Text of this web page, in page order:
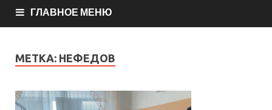
ГЛАВНОЕ МЕНЮ
МЕТКА: НЕФЕДОВ